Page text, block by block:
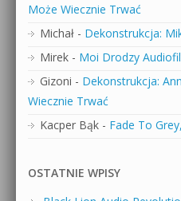
Może Wiecznie Trwać
Michał - Dekonstrukcja:
Mirek - Moi Drodzy
Gizoni - Dekonstrukcja:
Wiecznie Trwać
Kacper Bąk - Fade To
OSTATNIE WPISY